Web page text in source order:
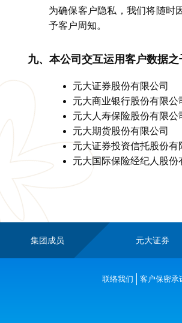
为确保客户隐私，我们将随时
予客户周知。
九、本公司交互运用客户数据之
元大证券股份有限公司
元大商业银行股份有限公
元大人寿保险股份有限公
元大期货股份有限公司
元大证券投资信托股份有
元大国际保险经纪人股份
集团成员 元大证券
联络我们 客户保密承